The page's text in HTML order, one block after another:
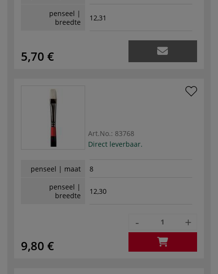
penseel |
breedte
12,31
5,70 €
Art.No.: 83768
Direct leverbaar.
penseel | maat
8
penseel |
breedte
12,30
9,80 €
- +